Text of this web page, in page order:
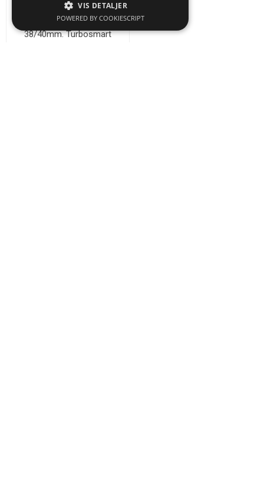
Wastegate tætningsflange -
38/40mm. Turbosmart
VIS DETALJER
POWERED BY COOKIESCRIPT